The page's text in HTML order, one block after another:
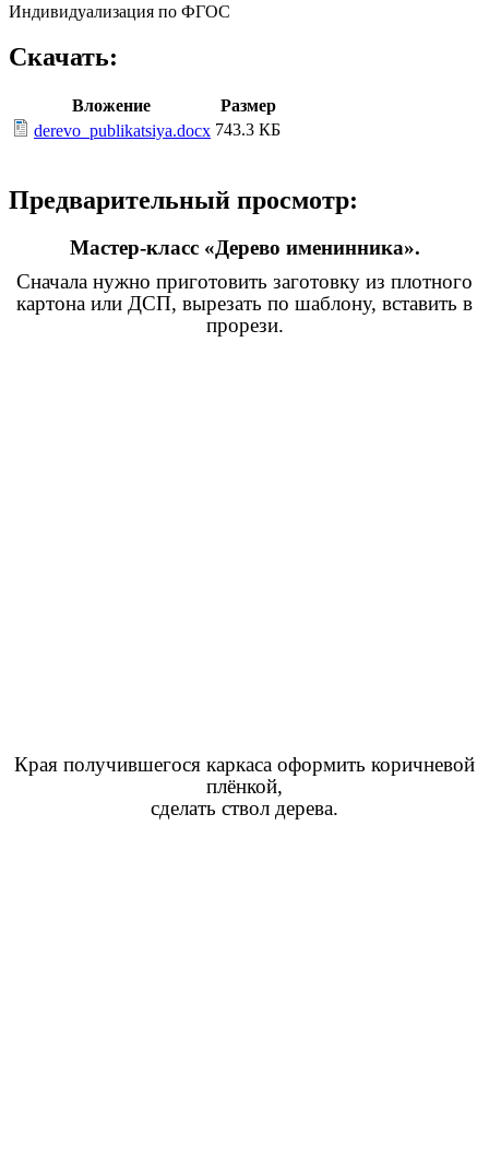
Индивидуализация по ФГОС
Скачать:
Вложение
Размер
derevo_publikatsiya.docx 743.3 КБ
Предварительный просмотр:
Мастер-класс «Дерево именинника».
Сначала нужно приготовить заготовку из плотного
картона или ДСП, вырезать по шаблону, вставить в
прорези.
Края получившегося каркаса оформить коричневой
плёнкой,
сделать ствол дерева.